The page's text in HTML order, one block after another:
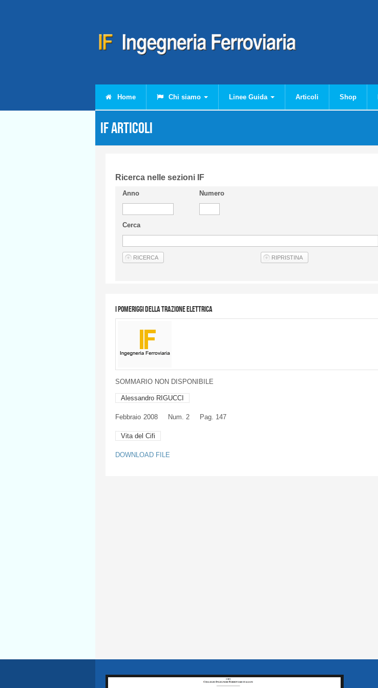
Home Chi siamo Linee Guida Articoli Shop
IF Articoli
Ricerca nelle sezioni IF
Anno Numero
Cerca
I pomeriggi della trazione elettrica
SOMMARIO NON DISPONIBILE
Alessandro RIGUCCI
Febbraio 2008 Num. 2 Pag. 147
Vita del Cifi
DOWNLOAD FILE